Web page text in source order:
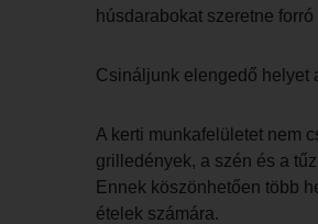
húsdarabokat szeretne
Csináljunk elengedő helyet
A kerti munkafelületet nem
grilledények, a szén és a
Ennek köszönhetően több
ételek számára.